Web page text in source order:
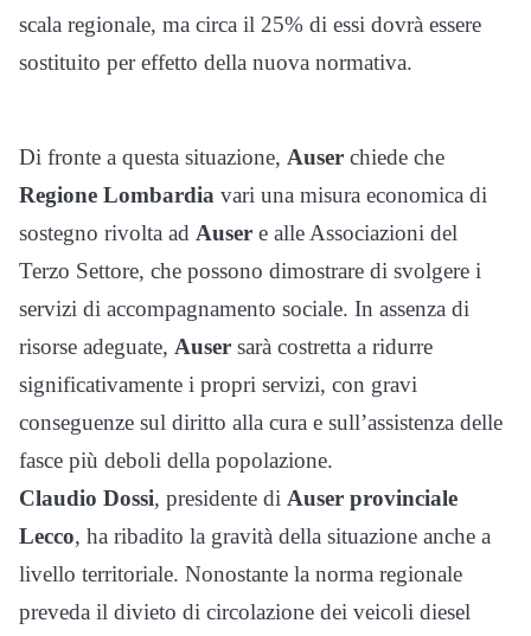
scala regionale, ma circa il 25% di essi dovrà essere
sostituito per effetto della nuova normativa.
Di fronte a questa situazione, Auser chiede che
Regione Lombardia vari una misura economica di
sostegno rivolta ad Auser e alle Associazioni del
Terzo Settore, che possono dimostrare di svolgere i
servizi di accompagnamento sociale. In assenza di
risorse adeguate, Auser sarà costretta a ridurre
significativamente i propri servizi, con gravi
conseguenze sul diritto alla cura e sull’assistenza delle
fasce più deboli della popolazione.
Claudio Dossi, presidente di Auser provinciale
Lecco, ha ribadito la gravità della situazione anche a
livello territoriale. Nonostante la norma regionale
preveda il divieto di circolazione dei veicoli diesel